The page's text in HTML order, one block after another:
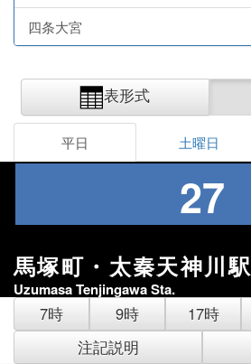
四条大宮
表形式
平日 土曜日
27
馬塚町・太秦天神川駅
Uzumasa Tenjingawa Sta.
7時 9時 17時
注記説明